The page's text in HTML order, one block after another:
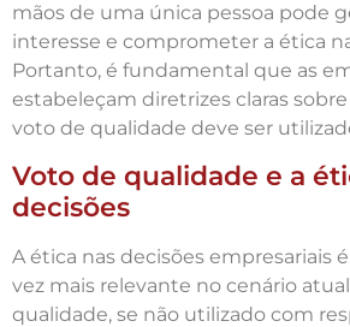
mãos de uma única pessoa pode
interesse e comprometer a ética
Portanto, é fundamental que as
estabeleçam diretrizes claras
voto de qualidade deve ser
Voto de qualidade e a
decisões
A ética nas decisões empresariais
vez mais relevante no cenário
qualidade, se não utilizado com